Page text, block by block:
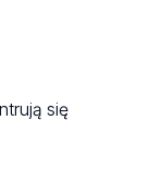
się